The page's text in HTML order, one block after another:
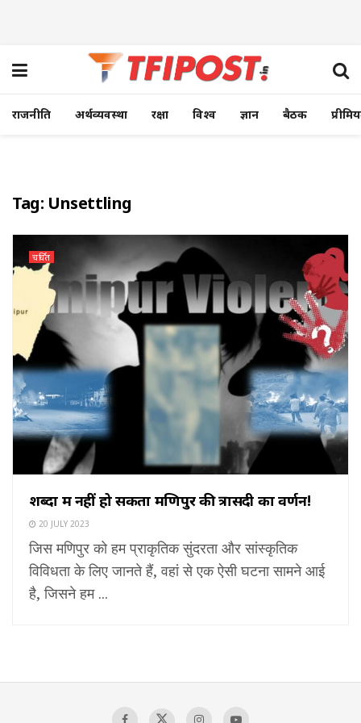
राजनीति अर्थव्यवस्था रक्षा विश्व ज्ञान बैठक
Tag: Unsettling
चर्चित
शब्दों में नहीं हो सकता मणिपुर की त्रासदी का वर्णन!
20 JULY 2023
जिस मणिपुर को हम प्राकृतिक सुंदरता और सांस्कृतिक
विविधता के लिए जानते हैं, वहां से एक ऐसी घटना सामने आई
है, जिसने हम ...